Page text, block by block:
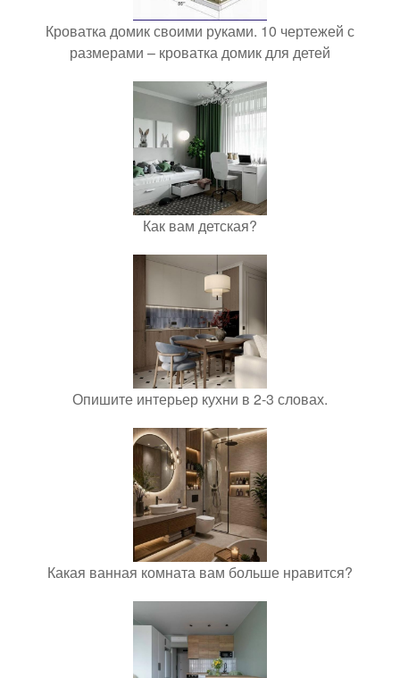
Кроватка домик своими руками. 10 чертежей с
размерами – кроватка домик для детей
Как вам детская?
Опишите интерьер кухни в 2-3 словах.
Какая ванная комната вам больше нравится?